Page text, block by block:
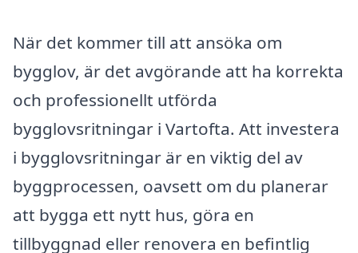
När det kommer till att ansöka om
bygglov, är det avgörande att ha korrekta
och professionellt utförda
bygglovsritningar i Vartofta. Att investera
i bygglovsritningar är en viktig del av
byggprocessen, oavsett om du planerar
att bygga ett nytt hus, göra en
tillbyggnad eller renovera en befintlig